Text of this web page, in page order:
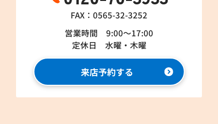
FAX：0565-32-3252
営業時間 9:00～17:00
定休日 水曜・木曜
来店予約する